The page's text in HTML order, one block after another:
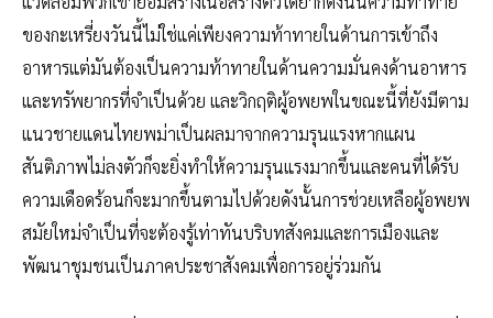
ของกะเหรี่ยงวันนี้ไม่ใช่แค่เพียงความท้าทายในด้านการเข้าถึง
อาหารแต่มันต้องเป็นความท้าทายในด้านความมั่นคงด้านอาหาร
และทรัพยากรที่จำเป็นด้วย และวิกฤติผู้อพยพในขณะนี้ที่ยังมีตาม
แนวชายแดนไทยพม่าเป็นผลมาจากความรุนแรงหากแผน
สันติภาพไม่ลงตัวก็จะยิ่งทำให้ความรุนแรงมากขึ้นและคนที่ได้รับ
ความเดือดร้อนก็จะมากขึ้นตามไปด้วยดังนั้นการช่วยเหลือผู้อพยพ
สมัยใหม่จำเป็นที่จะต้องรู้เท่าทันบริบทสังคมและการเมืองและ
พัฒนาชุมชนเป็นภาคประชาสังคมเพื่อการอยู่ร่วมกัน